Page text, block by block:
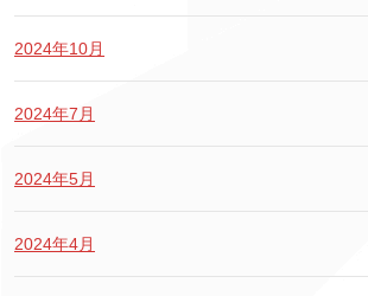
2024年10月
2024年7月
2024年5月
2024年4月